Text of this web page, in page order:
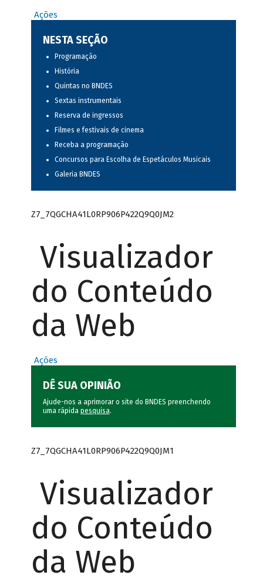
Ações
NESTA SEÇÃO
Programação
História
Quintas no BNDES
Sextas instrumentais
Reserva de ingressos
Filmes e festivais de cinema
Receba a programação
Concursos para Escolha de Espetáculos Musicais
Galeria BNDES
Z7_7QGCHA41L0RP906P422Q9Q0JM2
Visualizador
do Conteúdo
da Web
Ações
DÊ SUA OPINIÃO
Ajude-nos a aprimorar o site do BNDES preenchendo
uma rápida pesquisa.
Z7_7QGCHA41L0RP906P422Q9Q0JM1
Visualizador
do Conteúdo
da Web